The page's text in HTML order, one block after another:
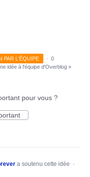
PAR L'ÉQUIPE · 0
idée à l'équipe d'Overblog »
pour vous ?
a soutenu cette idée ·